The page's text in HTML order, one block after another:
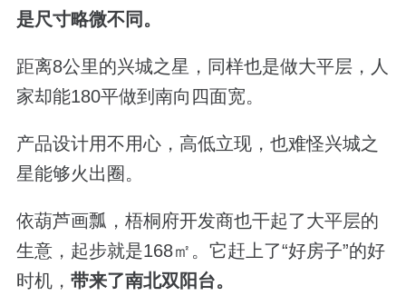
是尺寸略微不同。
距离8公里的兴城之星，同样也是做大平层，人
家却能180平做到南向四面宽。
产品设计用不用心，高低立现，也难怪兴城之
星能够火出圈。
依葫芦画瓢，梧桐府开发商也干起了大平层的
生意，起步就是168㎡。它赶上了“好房子”的好
时机， 带来了南北双阳台。